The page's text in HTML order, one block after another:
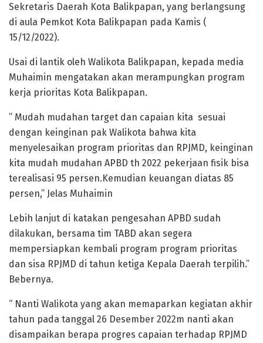
Sekretaris Daerah Kota Balikpapan, yang berlangsung
di aula Pemkot Kota Balikpapan pada Kamis (
15/12/2022).
Usai di lantik oleh Walikota Balikpapan, kepada media
Muhaimin mengatakan akan merampungkan program
kerja prioritas Kota Balikpapan.
” Mudah mudahan target dan capaian kita sesuai
dengan keinginan pak Walikota bahwa kita
menyelesaikan program prioritas dan RPJMD, keinginan
kita mudah mudahan APBD th 2022 pekerjaan fisik bisa
terealisasi 95 persen.Kemudian keuangan diatas 85
persen,” Jelas Muhaimin
Lebih lanjut di katakan pengesahan APBD sudah
dilakukan, bersama tim TABD akan segera
mempersiapkan kembali program program prioritas
dan sisa RPJMD di tahun ketiga Kepala Daerah terpilih.”
Bebernya.
“ Nanti Walikota yang akan memaparkan kegiatan akhir
tahun pada tanggal 26 Desember 2022m nanti akan
disampaikan berapa progres capaian terhadap RPJMD